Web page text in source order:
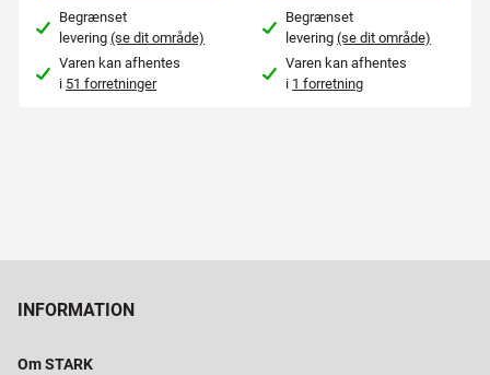
Begrænset
levering(se dit område)
Varen kan afhentes
i 51 forretninger
Begrænset
levering(se dit område)
Varen kan afhentes
i 1 forretning
INFORMATION
Om STARK